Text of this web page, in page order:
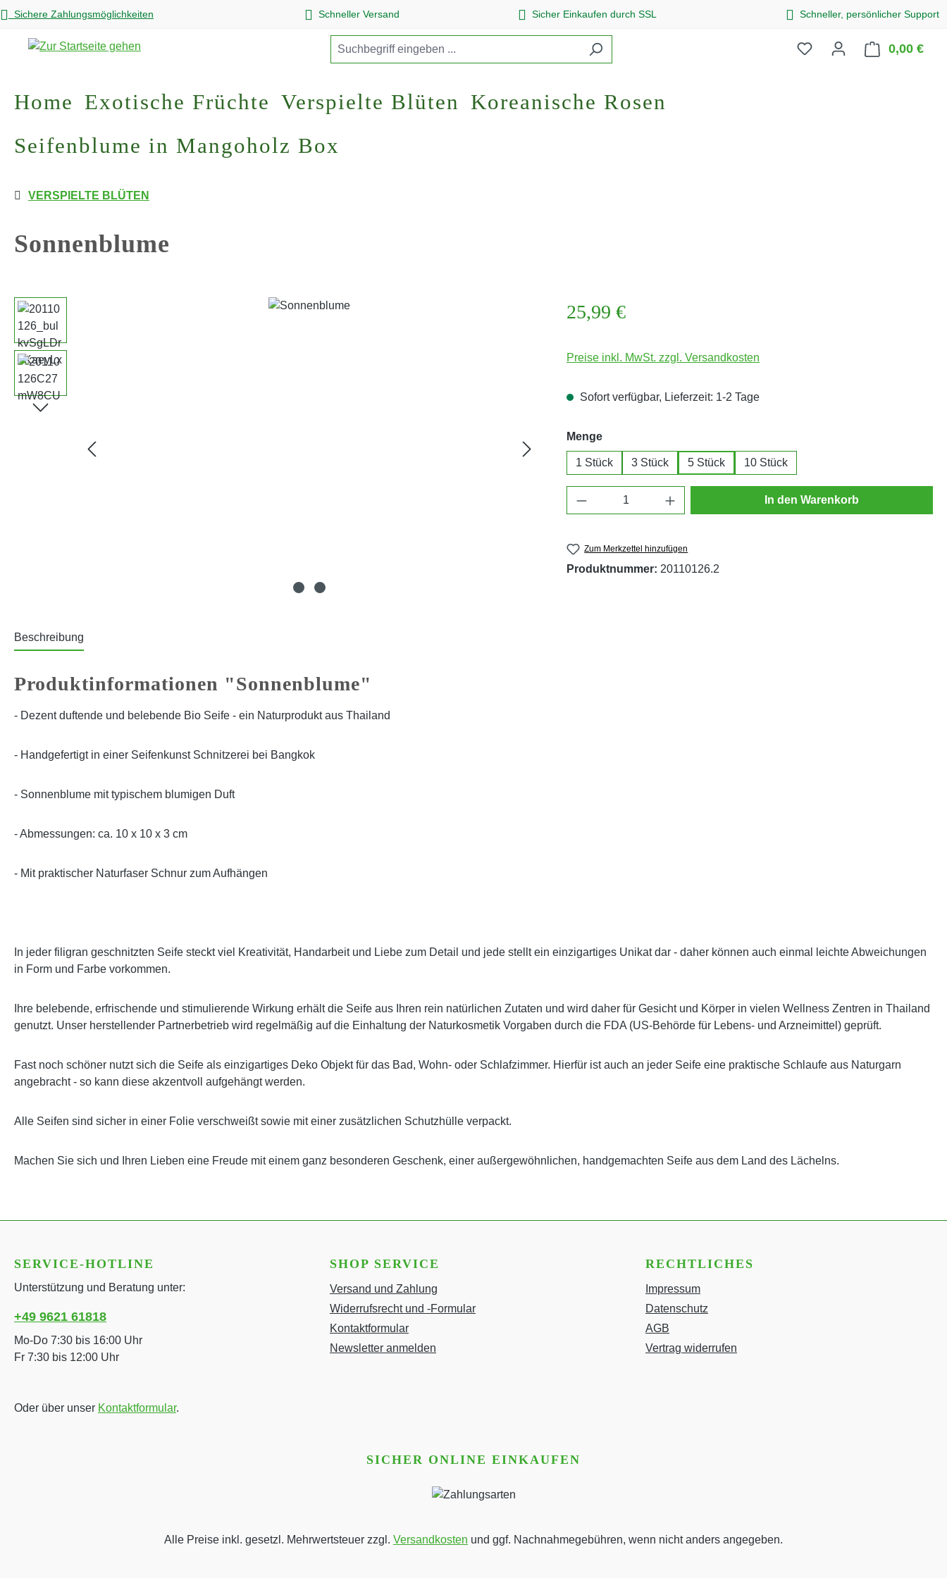
Hauptinhalt springen
Zur Suche springen
Zur Hauptnavigation springen
Sichere Zahlungsmöglichkeiten Schneller Versand Sicher Einkaufen durch SSL Schneller, persönlicher Support
0,00 €
Home Exotische Früchte Verspielte Blüten Koreanische Rosen
Seifenblume in Mangoholz Box
VERSPIELTE BLÜTEN
Sonnenblume
Bildergalerie überspringen Regulärer Preis:
25,99 €
Preise inkl. MwSt. zzgl. Versandkosten
Sofort verfügbar, Lieferzeit: 1-2 Tage
Mengeauswählen
1 Stück 3 Stück 5 Stück 10 Stück
Produkt Anzahl: Gib den gewünschten Wert ein
In den Warenkorb
Zum Merkzettel hinzufügen
Produktnummer: 20110126.2
Beschreibung
Produktinformationen "Sonnenblume"
- Dezent duftende und belebende Bio Seife - ein Naturprodukt aus Thailand
- Handgefertigt in einer Seifenkunst Schnitzerei bei Bangkok
- Sonnenblume mit typischem blumigen Duft
- Abmessungen: ca. 10 x 10 x 3 cm
- Mit praktischer Naturfaser Schnur zum Aufhängen
In jeder filigran geschnitzten Seife steckt viel Kreativität, Handarbeit und Liebe zum Detail und jede stellt ein einzigartiges Unikat dar - daher können auch einmal leichte Abweichungen
in Form und Farbe vorkommen.
Ihre belebende, erfrischende und stimulierende Wirkung erhält die Seife aus Ihren rein natürlichen Zutaten und wird daher für Gesicht und Körper in vielen Wellness Zentren in Thailand
genutzt. Unser herstellender Partnerbetrieb wird regelmäßig auf die Einhaltung der Naturkosmetik Vorgaben durch die FDA (US-Behörde für Lebens- und Arzneimittel) geprüft.
Fast noch schöner nutzt sich die Seife als einzigartiges Deko Objekt für das Bad, Wohn- oder Schlafzimmer. Hierfür ist auch an jeder Seife eine praktische Schlaufe aus Naturgarn
angebracht - so kann diese akzentvoll aufgehängt werden.
Alle Seifen sind sicher in einer Folie verschweißt sowie mit einer zusätzlichen Schutzhülle verpackt.
Machen Sie sich und Ihren Lieben eine Freude mit einem ganz besonderen Geschenk, einer außergewöhnlichen, handgemachten Seife aus dem Land des Lächelns.
SERVICE-HOTLINE
Unterstützung und Beratung unter:
+49 9621 61818
Mo-Do 7:30 bis 16:00 Uhr
Fr 7:30 bis 12:00 Uhr
Oder über unser Kontaktformular.
SHOP SERVICE
Versand und Zahlung
Widerrufsrecht und -Formular
Kontaktformular
Newsletter anmelden
RECHTLICHES
Impressum
Datenschutz
AGB
Vertrag widerrufen
SICHER ONLINE EINKAUFEN
Alle Preise inkl. gesetzl. Mehrwertsteuer zzgl. Versandkosten und ggf. Nachnahmegebühren, wenn nicht anders angegeben.